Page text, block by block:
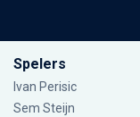
Spelers
Ivan Perisic
Sem Steijn